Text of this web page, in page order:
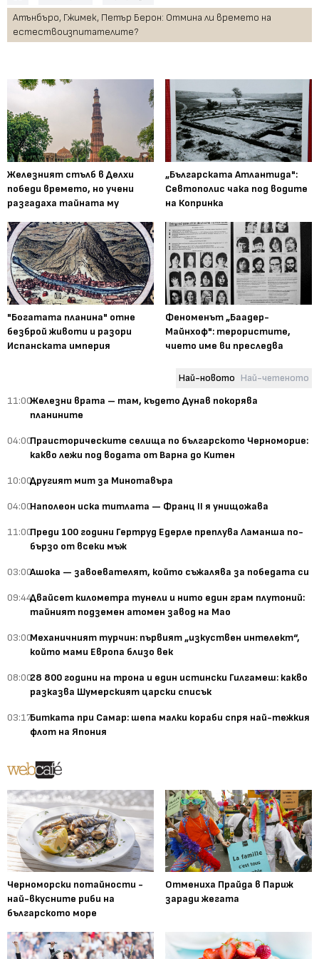
Атънбъро, Гжимек, Петър Берон: Отмина ли времето на
естествоизпитателите?
Железният стълб в Делхи
победи времето, но учени
разгадаха тайната му
„Българската Атлантида":
Севтополис чака под водите
на Копринка
"Богатата планина" отне
безброй животи и разори
Испанската империя
Феноменът „Баадер-
Майнхоф": терористите,
чието име ви преследва
Най-новото Най-четеното
11:00Железни врата – там, където Дунав покорява
планините
04:00Праисторическите селища по българското Черноморие:
какво лежи под водата от Варна до Китен
10:00Другият мит за Минотавъра
04:00Наполеон иска титлата — Франц II я унищожава
11:00Преди 100 години Гертруд Едерле преплува Ламанша по-
бързо от всеки мъж
03:00Ашока — завоевателят, който съжалява за победата си
09:44Двайсет километра тунели и нито един грам плутоний:
тайният подземен атомен завод на Мао
03:00Механичният турчин: първият „изкуствен интелект“,
който мами Европа близо век
08:0028 800 години на трона и един истински Гилгамеш: какво
разказва Шумерският царски списък
03:17Битката при Самар: шепа малки кораби спря най-тежкия
флот на Япония
Черноморски потайности -
най-вкусните риби на
българското море
Отмениха Прайда в Париж
заради жегата